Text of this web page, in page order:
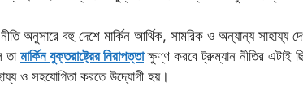
অনুসারে বহু দেশে মার্কিন আর্থিক, সামরিক ও অন্যান্য সাহায্য
তা মার্কিন যুক্তরাষ্ট্রের নিরাপত্তাক্ষুণ্ণ করবে ট্রুম্যান নীতির এটাই
ও সহযোগিতা করতে উদ্যোগী হয়।